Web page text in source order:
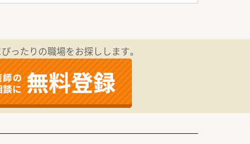
ったりの職場をお探しします。